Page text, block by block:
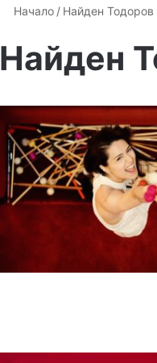
Начало / Найден Тодоров
Найден